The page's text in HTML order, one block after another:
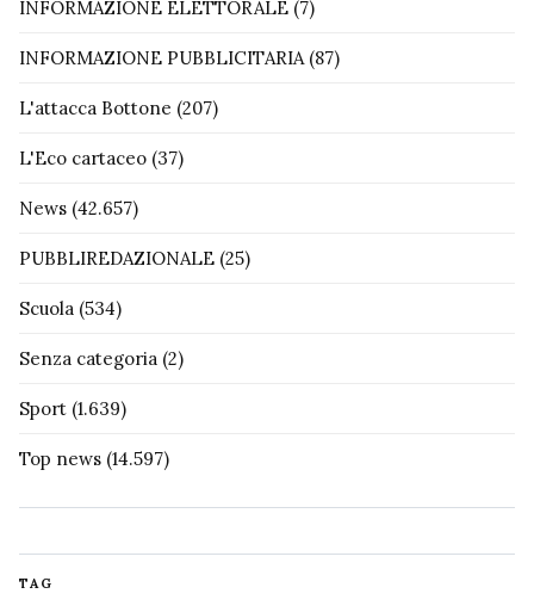
INFORMAZIONE ELETTORALE (7)
INFORMAZIONE PUBBLICITARIA(87)
L'attacca Bottone (207)
L'Eco cartaceo (37)
News (42.657)
PUBBLIREDAZIONALE (25)
Scuola (534)
Senza categoria (2)
Sport (1.639)
Top news (14.597)
TAG